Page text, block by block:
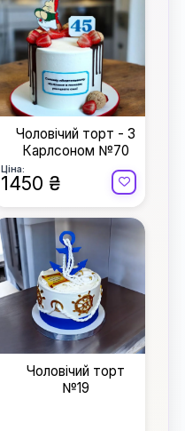
Чоловічий торт - З
Карлсоном №70
Ціна:
1450 ₴
Чоловічий торт
№19